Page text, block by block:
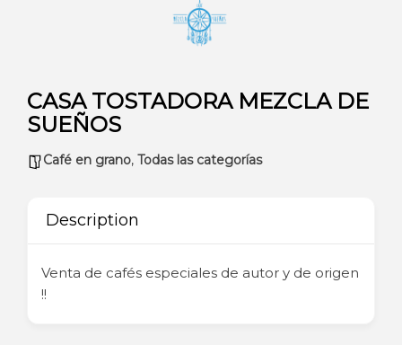
CASA TOSTADORA MEZCLA DE
SUEÑOS
Café en grano, Todas las categorías
Description
Venta de cafés especiales de autor y de origen
!!